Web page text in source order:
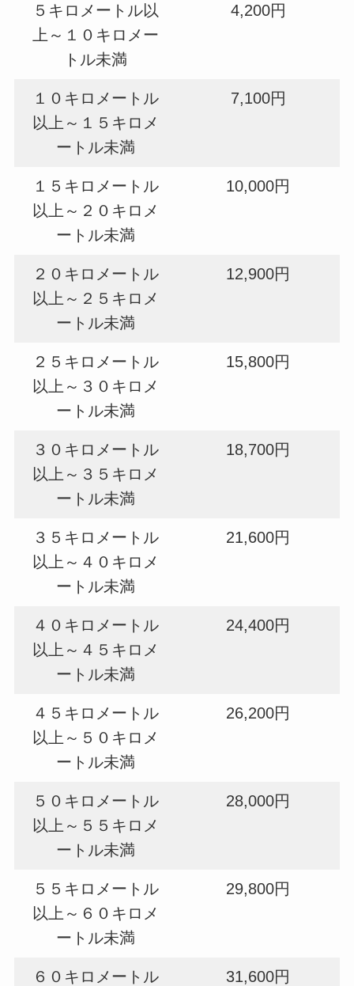
５キロメートル以
上～１０キロメー
トル未満
4,200円
１０キロメートル
以上～１５キロメ
ートル未満
7,100円
１５キロメートル
以上～２０キロメ
ートル未満
10,000円
２０キロメートル
以上～２５キロメ
ートル未満
12,900円
２５キロメートル
以上～３０キロメ
ートル未満
15,800円
３０キロメートル
以上～３５キロメ
ートル未満
18,700円
３５キロメートル
以上～４０キロメ
ートル未満
21,600円
４０キロメートル
以上～４５キロメ
ートル未満
24,400円
４５キロメートル
以上～５０キロメ
ートル未満
26,200円
５０キロメートル
以上～５５キロメ
ートル未満
28,000円
５５キロメートル
以上～６０キロメ
ートル未満
29,800円
６０キロメートル
31,600円